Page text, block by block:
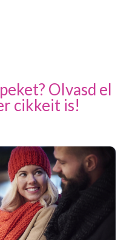
Olvasd el
cikkeit is!